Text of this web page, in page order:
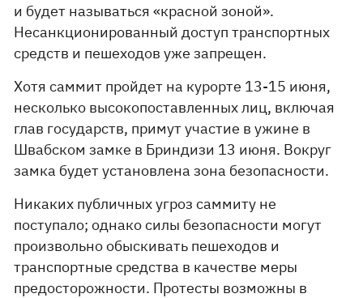
и будет называться «красной зоной».
Несанкционированный доступ транспортных
средств и пешеходов уже запрещен.
Хотя саммит пройдет на курорте 13-15 июня,
несколько высокопоставленных лиц, включая
глав государств, примут участие в ужине в
Швабском замке в Бриндизи 13 июня. Вокруг
замка будет установлена ​​зона безопасности.
Никаких публичных угроз саммиту не
поступало; однако силы безопасности могут
произвольно обыскивать пешеходов и
транспортные средства в качестве меры
предосторожности. Протесты возможны в